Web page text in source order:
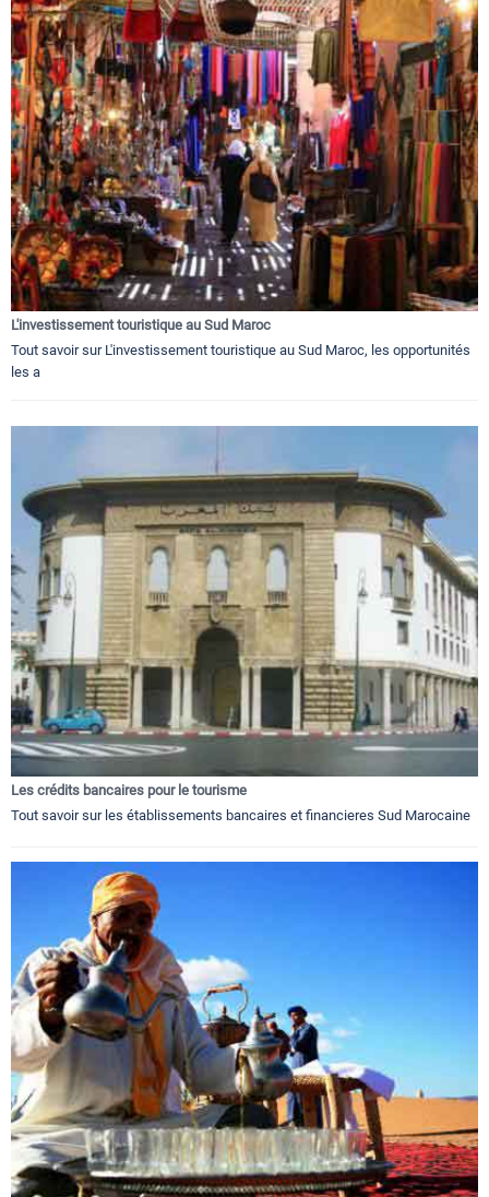
L'investissement touristique au Sud Maroc
Tout savoir sur L'investissement touristique au Sud Maroc, les opportunités
les a
Les crédits bancaires pour le tourisme
Tout savoir sur les établissements bancaires et financieres Sud Marocaine